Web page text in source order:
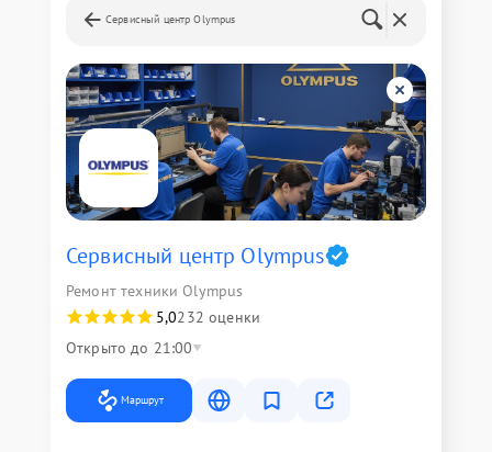
Сервисный центр Olympus
Сервисный центр Olympus
Ремонт техники Olympus
5,0232 оценки
Открыто до 21:00
Маршрут